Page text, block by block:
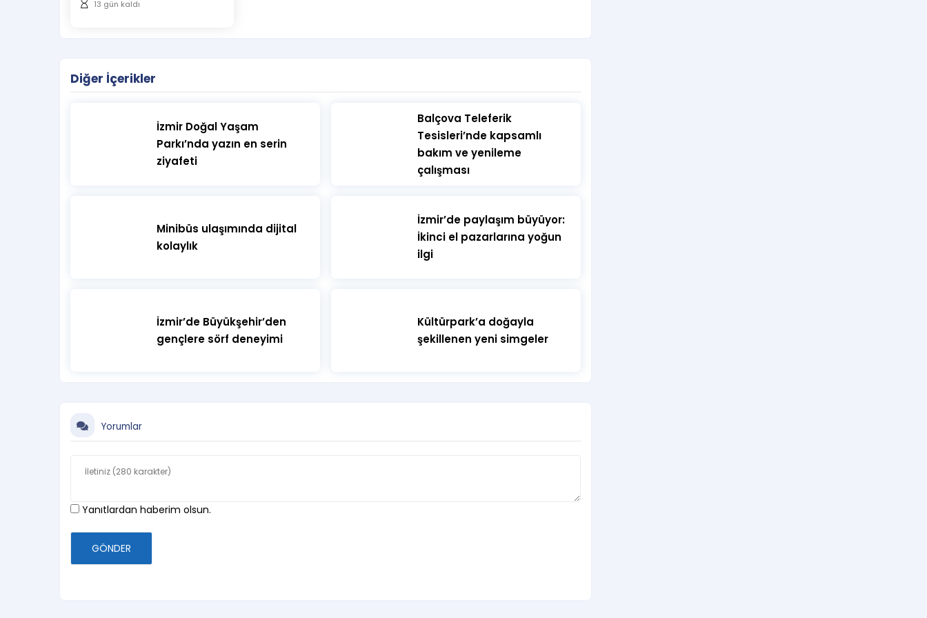
13 gün kaldı
Diğer İçerikler
İzmir Doğal Yaşam
Parkı’nda yazın en serin
ziyafeti
​Balçova Teleferik
Tesisleri’nde kapsamlı
bakım ve yenileme
çalışması
Minibüs ulaşımında dijital
kolaylık
İzmir’de paylaşım büyüyor:
İkinci el pazarlarına yoğun
ilgi
İzmir’de Büyükşehir’den
gençlere sörf deneyimi
Kültürpark’a doğayla
şekillenen yeni simgeler
Yorumlar
Yanıtlardan haberim olsun.
GÖNDER